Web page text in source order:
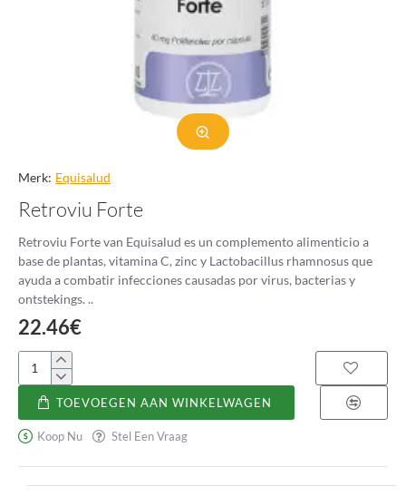
Merk: Equisalud
Retroviu Forte
Retroviu Forte van Equisalud es un complemento alimenticio a
base de plantas, vitamina C, zinc y Lactobacillus rhamnosus que
ayuda a combatir infecciones causadas por virus, bacterias y
ontstekings. ..
22.46€
Retroviu
Forte
TOEVOEGEN AAN WINKELWAGEN
Koop Nu Stel Een Vraag